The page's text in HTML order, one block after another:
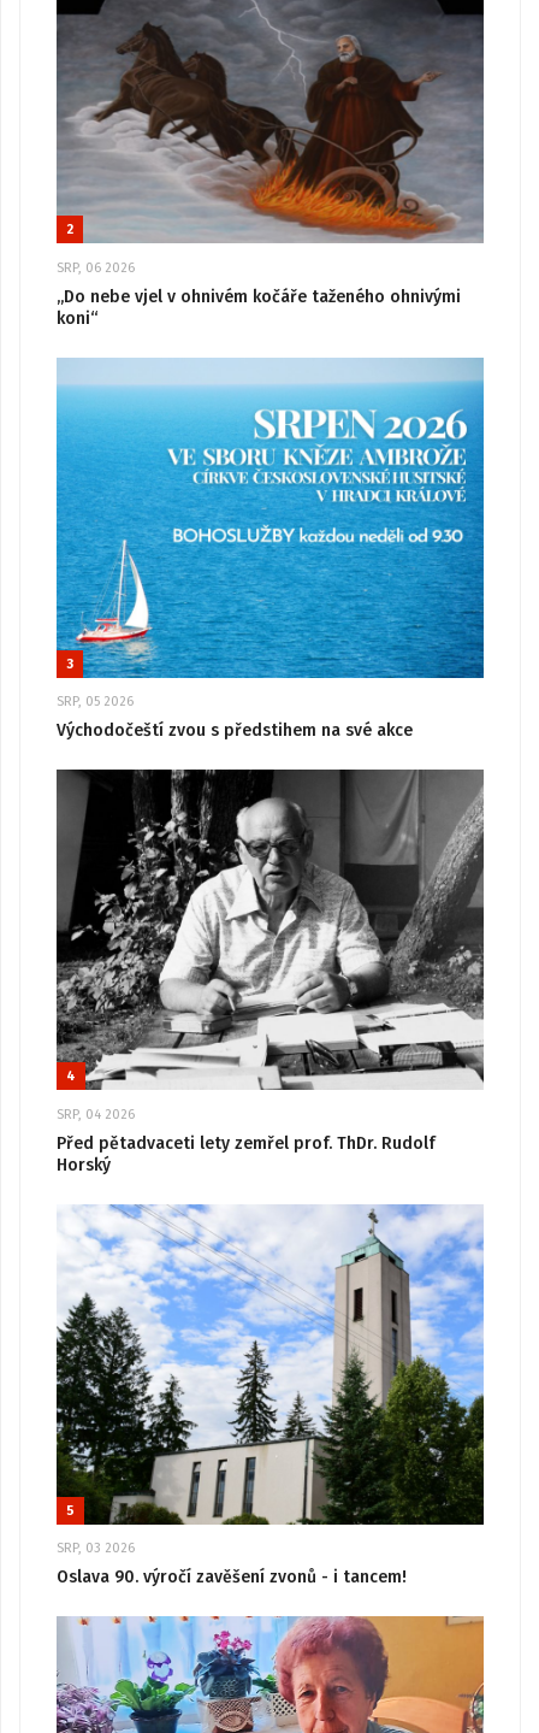
2
SRP, 06 2026
„Do nebe vjel v ohnivém kočáře taženého ohnivými
koni“
3
SRP, 05 2026
Východočeští zvou s předstihem na své akce
4
SRP, 04 2026
Před pětadvaceti lety zemřel prof. ThDr. Rudolf
Horský
5
SRP, 03 2026
Oslava 90. výročí zavěšení zvonů - i tancem!